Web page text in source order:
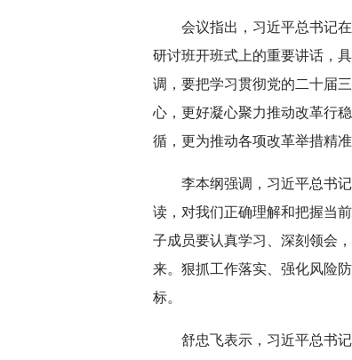
会议指出，习近平总书记
研讨班开班式上的重要讲话，
调，要把学习贯彻党的二十届
心，更好凝心聚力推动改革行
循，更为推动各项改革举措精
李本纲强调，习近平总书
读，对我们正确理解和把握当
子成员要认真学习、深刻领会
来。狠抓工作落实、强化风险
标。
舒忠飞表示，习近平总书